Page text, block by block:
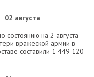
02 августа
состоянию на 2 августа
вражеской армии в
составили 1 449 120